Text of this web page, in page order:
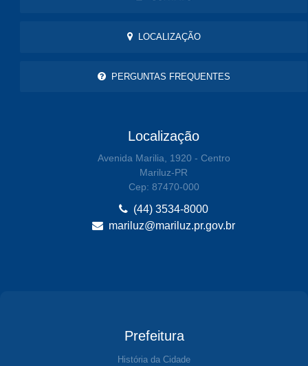
LOCALIZAÇÃO
PERGUNTAS FREQUENTES
Localização
Avenida Marilia, 1920 - Centro
Mariluz-PR
Cep: 87470-000
(44) 3534-8000
mariluz@mariluz.pr.gov.br
Prefeitura
História da Cidade